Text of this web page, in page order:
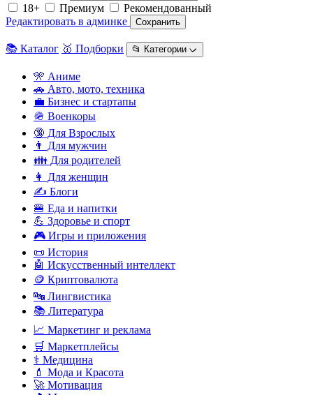
18+
Премиум
Рекомендованный
Редактировать в админке
Сохранить
📚 Каталог 🥇 Подборки 📂 Категории ᨆ
🎌 Аниме
🚗 Авто, мото, техника
💼 Бизнес и стартапы
🪖 Военкоры
🔞 Для Взрослых
👨 Для мужчин
👪 Для родителей
👩 Для женщин
✍️ Блоги
🍔 Еда и напитки
💪 Здоровье и спорт
🎮 Игры и приложения
📜 История
🤖 Искусственный интеллект
🪙 Криптовалюта
🔤 Лингвистика
📚 Литература
📈 Маркетинг и реклама
🛒 Маркетплейсы
⚕️ Медицина
💄 Мода и Красота
🚀 Мотивация